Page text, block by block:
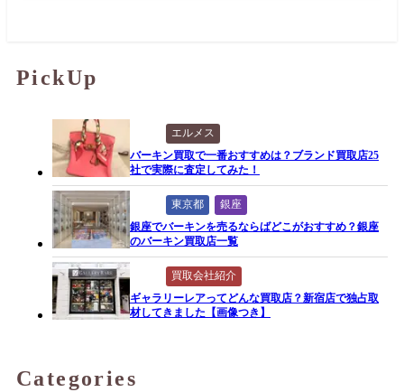
PickUp
エルメス
バーキン買取で一番おすすめは？ブランド買取店25
社で実際に査定してみた！
東京都
銀座
銀座でバーキンを売るならばどこがおすすめ？銀座
のバーキン買取店一覧
買取会社紹介
ギャラリーレアってどんな買取店？新宿店で独占取
材してきました【画像つき】
Categories